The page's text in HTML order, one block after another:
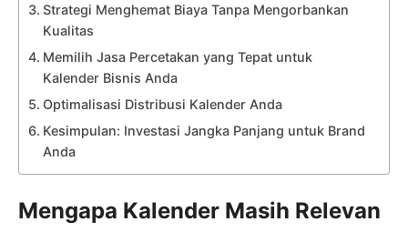
Strategi Menghemat Biaya Tanpa Mengorbankan
Kualitas
Memilih Jasa Percetakan yang Tepat untuk
Kalender Bisnis Anda
Optimalisasi Distribusi Kalender Anda
Kesimpulan: Investasi Jangka Panjang untuk Brand
Anda
Mengapa Kalender Masih Relevan